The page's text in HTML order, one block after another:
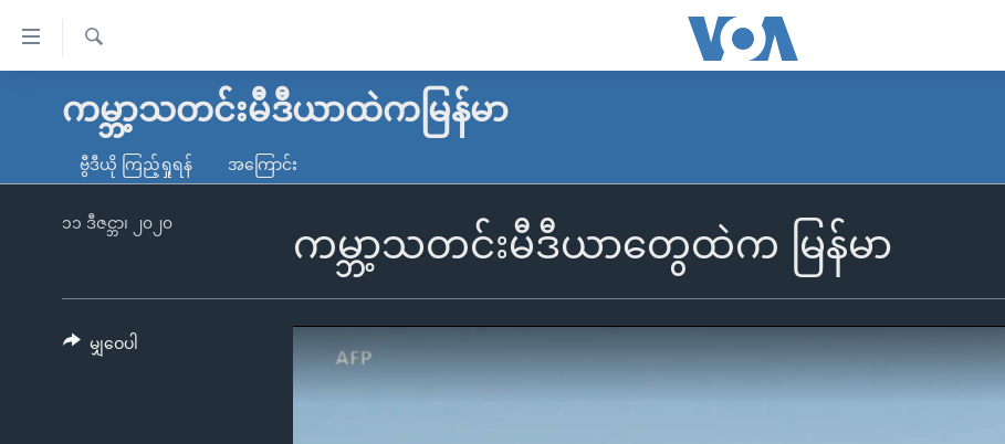
လွယ်ကူ
သည့်
မူလစာမျက်နှာ
ကမ္ဘာ့သတင်းများ
နိုင်ငံတကာ
တရုတ်
အစ္စရေး-ပါလက်စတိုင်း
ရပ်ဝန်းတခု လမ်းတခု အလွန်
အင်္ဂလိပ်စာလေ့လာမယ်
ရ
ကမ္ဘာ့သတင်းမီဒီယာထဲကမြန်မာ
ဗွီဒီယို ကြည့်ရှုရန် အကြောင်း
ကမ္ဘာ့သတင်းမီဒီယာတွေထဲက မြန်မာ
၁၁ ဒီဇင္ဘာ၊ ၂၀၂၀
မျှဝေပါ